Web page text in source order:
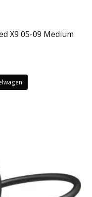
X9 05-09 Medium